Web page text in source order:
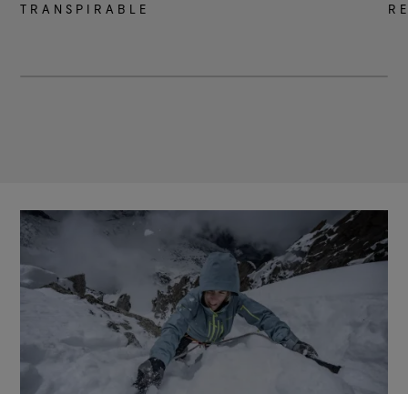
TRANSPIRABLE